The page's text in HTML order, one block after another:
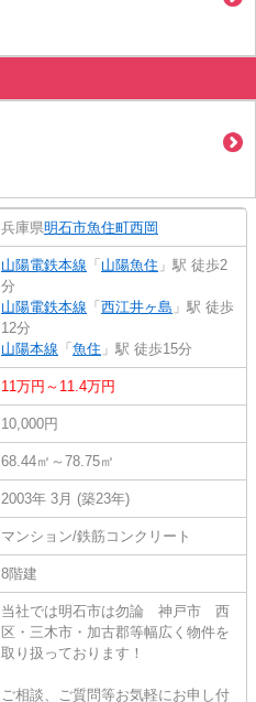
兵庫県明石市魚住町西岡
山陽電鉄本線 「 山陽魚住 」駅 徒歩2
分
山陽電鉄本線 「 西江井ヶ島 」駅 徒歩
12分
山陽本線 「 魚住 」駅 徒歩15分
11万円～11.4万円
10,000円
68.44㎡～78.75㎡
2003年 3月 (築23年)
マンション/鉄筋コンクリート
8階建
当社では明石市は勿論 神戸市 西
区・三木市・加古郡等幅広く物件を
取り扱っております！
ご相談、ご質問等お気軽にお申し付